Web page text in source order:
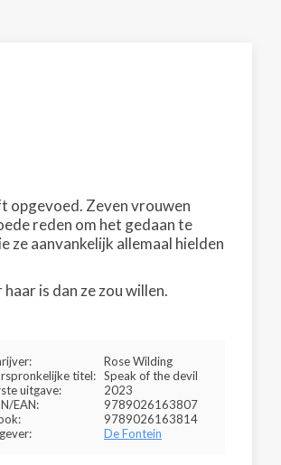
opgevoed. Zeven vrouwen
reden om het gedaan te
ze aanvankelijk allemaal hielden
is dan ze zou willen.
Rose Wilding
titel: Speak of the devil
uitgave:
2023
EAN:
9789026163807
9789026163814
De Fontein